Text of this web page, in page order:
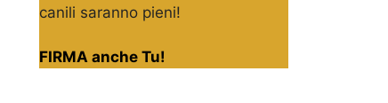
canili saranno pieni!
FIRMA anche Tu!